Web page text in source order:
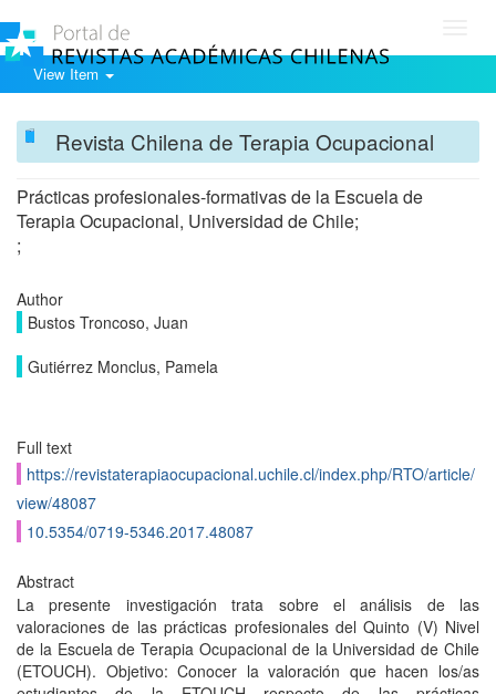
View Item
Revista Chilena de Terapia Ocupacional
Prácticas profesionales-formativas de la Escuela de
Terapia Ocupacional, Universidad de Chile;
;
Author
Bustos Troncoso, Juan
Gutiérrez Monclus, Pamela
Full text
https://revistaterapiaocupacional.uchile.cl/index.php/RTO/article/
view/48087
10.5354/0719-5346.2017.48087
Abstract
La presente investigación trata sobre el análisis de las
valoraciones de las prácticas profesionales del Quinto (V) Nivel
de la Escuela de Terapia Ocupacional de la Universidad de Chile
(ETOUCH). Objetivo: Conocer la valoración que hacen los/as